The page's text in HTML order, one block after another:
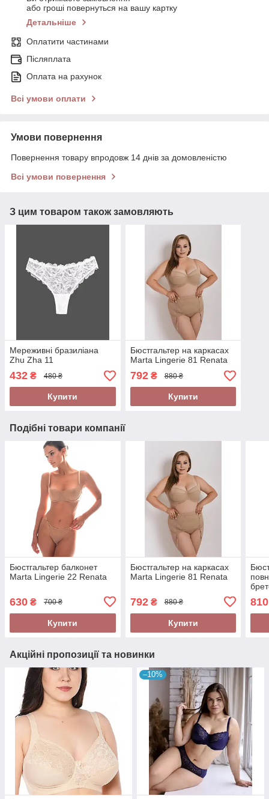
або гроші повернуться на вашу картку
Детальніше
Оплатити частинами
Післяплата
Оплата на рахунок
Всі умови оплати
Умови повернення
Повернення товару впродовж 14 днів за домовленістю
Всі умови повернення
З цим товаром також замовляють
Мереживні бразиліана
Zhu Zha 11
432 ₴ 480 ₴
Купити
Бюстгальтер на каркасах
Marta Lingerie 81 Renata
792₴ 880 ₴
Купити
Подібні товари компанії
Бюстгальтер балконет
Marta Lingerie 22 Renata
630 ₴ 700 ₴
Купити
Бюстгальтер на каркасах
Marta Lingerie 81 Renata
792₴ 880 ₴
Купити
810
Акційні пропозиції та новинки
–10%